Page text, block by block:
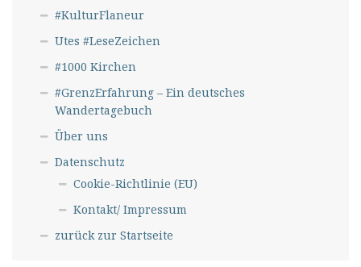
#KulturFlaneur
Utes #LeseZeichen
#1000 Kirchen
#GrenzErfahrung – Ein deutsches
Wandertagebuch
Über uns
Datenschutz
Cookie-Richtlinie (EU)
Kontakt/ Impressum
zurück zur Startseite